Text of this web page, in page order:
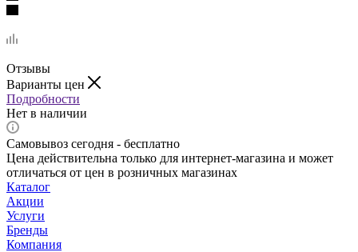
Отзывы
Варианты цен
Подробности
Нет в наличии
Самовывоз сегодня - бесплатно
Цена действительна только для интернет-магазина и может
отличаться от цен в розничных магазинах
Каталог
Акции
Услуги
Бренды
Компания